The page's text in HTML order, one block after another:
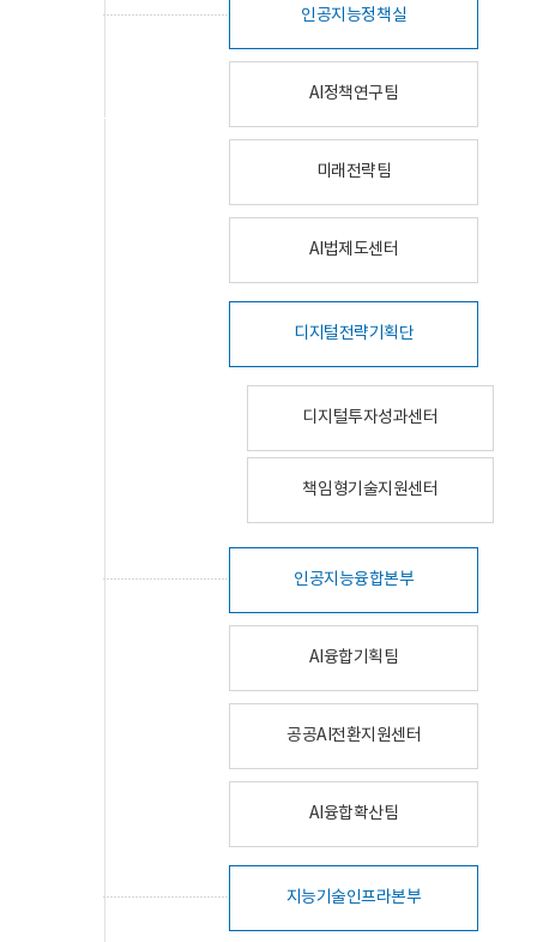
인공지능정책실
AI정책연구팀
미래전략팀
AI법제도센터
디지털전략기획단
디지털투자성과센터
책임형기술지원센터
인공지능융합본부
AI융합기획팀
공공AI전환지원센터
AI융합확산팀
지능기술인프라본부